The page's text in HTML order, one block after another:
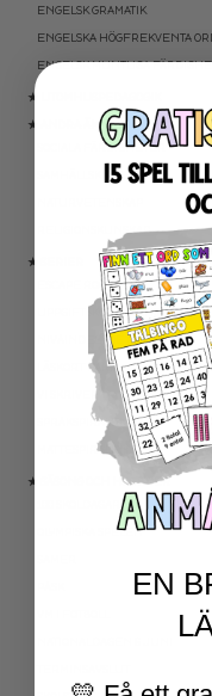
ENGELSK GRAMATIK
ENGELSKA HÖGFREKVENTA
ENGELSK MUNTLIGA
★ UTOMHUSPEDAGOGIK
★ ANDRA ÄMNEN
SOCIALA FÄRDIGHETER
SAMHÄLLSKUNSKAP
RELIGIONSKUNSKAP
★ SERIER
ESCAPE ROOMS
UPPGIFTSKORT SVENSKA
NIVÅINDELADE LÄSTEXTER
LÄSKORT FAKTA
VI SKRIVER
SPRÅKSPIRALEN
MATTESPIRALEN
★ SÄSONG OCH HÖGTIDER
OLYMPISKA SPELEN
EN